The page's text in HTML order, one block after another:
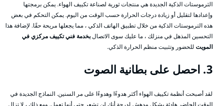
الثرموستات الذكية الجديدة هي منتجات ثورية لصناعة تكييف الهواء. يمكن برمجتها
وإعدادها لتقليل أو زيادة درجات الحرارة حسب الوقت من اليوم. يمكن التحكم في بعض
هذه الترموستات الذكية من خلال تطبيق الهاتف الذكي ، مما يجعلها مريحة حقًا. لإضافة هذا
التحسين المذهل في منزلك ، ما عليك سوى الاتصالبخدمة فني تكييف مركزي في
المويت للحضور وتثبيت منظم الحرارة الذكي.
3. احصل على بطانية الصوت
لقد أصبحت أنظمة تكييف الهواء أكثر هدوءًا وهدوءًا على مر السنين. النماذج الجديدة في
الوقت الحاضر هادئة بشكل مدهش لدرجة أنك لن تشعر حتى أنها تعمل. ومع ذلك ، لا تزال